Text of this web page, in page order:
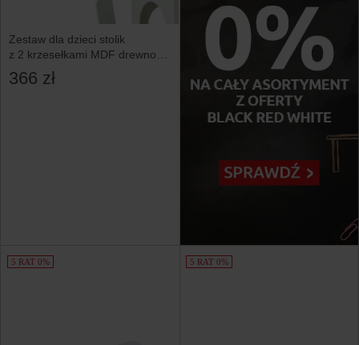
Zestaw dla dzieci stolik
z 2 krzesełkami MDF drewno
sosnowe jasnozielony
366 zł
5 RAT 0% 5 RAT 0%